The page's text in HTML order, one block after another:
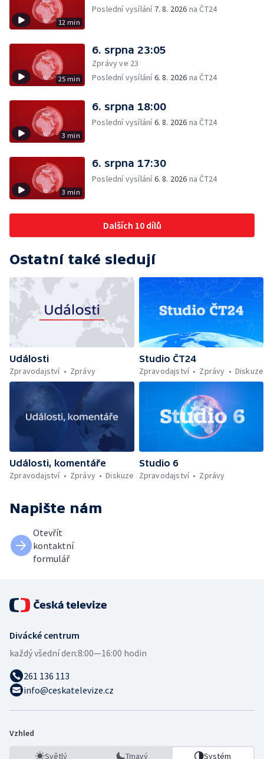
12 min
Poslední vysílání 7. 8. 2026 na ČT24
25 min
6. srpna 23:05
Zprávy ve 23
Poslední vysílání6. 8. 2026 na ČT24
3 min
6. srpna 18:00
Poslední vysílání6. 8. 2026 na ČT24
3 min
6. srpna 17:30
Poslední vysílání6. 8. 2026 na ČT24
Dalších 10 dílů
Ostatní také sledují
Události
Zpravodajství
Zprávy
Studio ČT24
Zpravodajství
Zprávy Diskuze
Události, komentáře
Zpravodajství
Zprávy Diskuze
Studio 6
Zpravodajství
Zprávy
Napište nám
Otevřít
kontaktní
formulář
Divácké centrum
každý všední den:8:00—16:00 hodin
261 136 113
info@ceskatelevize.cz
Vzhled
Světlý Tmavý Systém